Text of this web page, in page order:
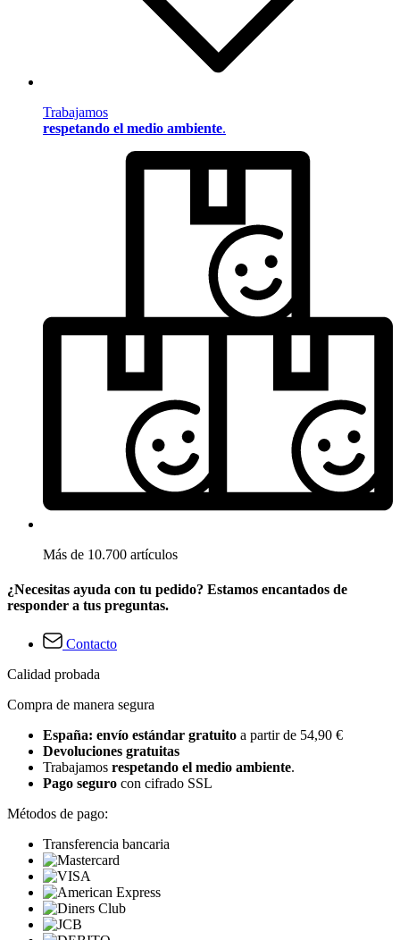
Trabajamos
respetando el medio ambiente.
Más de 10.700 artículos
¿Necesitas ayuda con tu pedido? Estamos encantados de
responder a tus preguntas.
Contacto
Calidad probada
Compra de manera segura
España: envío estándar gratuito a partir de 54,90 €
Devoluciones gratuitas
Trabajamos respetando el medio ambiente.
Pago seguro con cifrado SSL
Métodos de pago:
Transferencia bancaria